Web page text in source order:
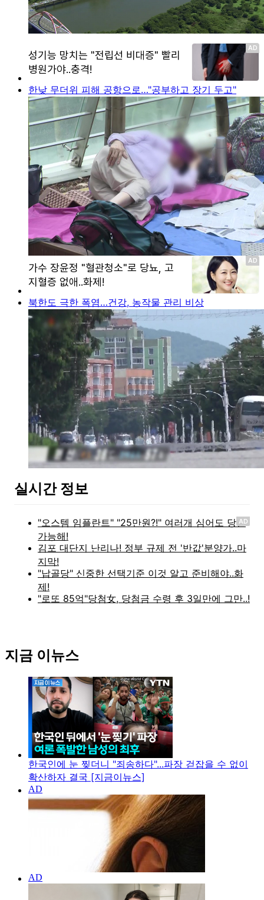
한낮 무더위 피해 공항으로…"공부하고 장기 두고"
북한도 극한 폭염…건강, 농작물 관리 비상
실시간 정보
AD
지금 이뉴스
한국인에 눈 찢더니 "죄송하다"...파장 걷잡을 수 없이
확산하자 결국 [지금이뉴스]